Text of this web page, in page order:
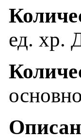
ед. хр.